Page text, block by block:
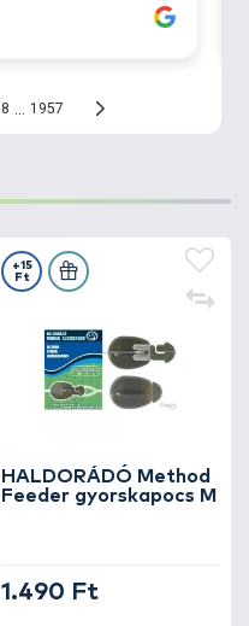
HALDORÁDÓ Method
Feeder gyorskapocs M
+15
Ft
1.490 Ft